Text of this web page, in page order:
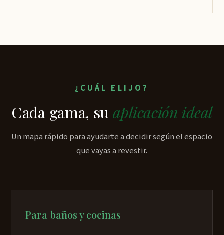
¿CUÁL ELIJO?
Cada gama, su aplicación ideal
Un mapa rápido para ayudarte a decidir según el espacio
que vayas a revestir.
Para baños y cocinas